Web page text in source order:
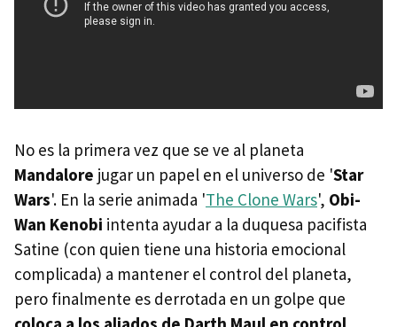
No es la primera vez que se ve al planeta
Mandalore jugar un papel en el universo de 'Star
Wars'. En la serie animada 'The Clone Wars', Obi-
Wan Kenobi intenta ayudar a la duquesa pacifista
Satine (con quien tiene una historia emocional
complicada) a mantener el control del planeta,
pero finalmente es derrotada en un golpe que